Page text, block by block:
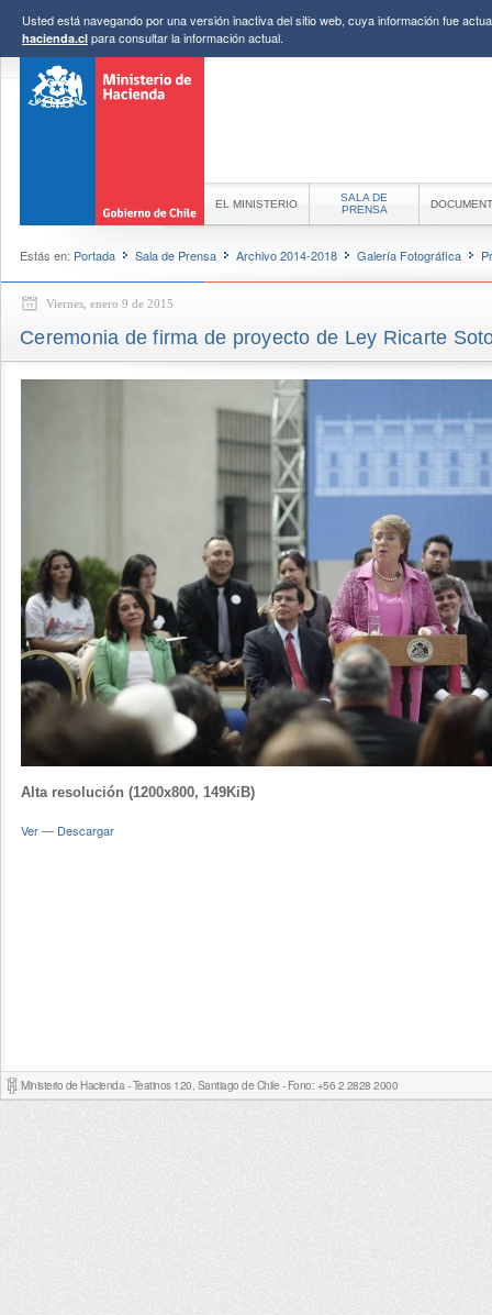
Usted está navegando por una versión inactiva del sitio web, cuya información fue
hacienda.cl para consultar la información actual.
EL MINISTERIO
SALA DE
PRENSA
Estás en: Portada Sala de Prensa Archivo 2014-2018 Galería Fotográfica
Viernes, enero 9 de 2015
Ceremonia de firma de proyecto de Ley Ricarte
Alta resolución (1200x800, 149KiB)
Ver— Descargar
Ministerio de Hacienda - Teatinos 120, Santiago de Chile - Fono: +56 2 2828 2000